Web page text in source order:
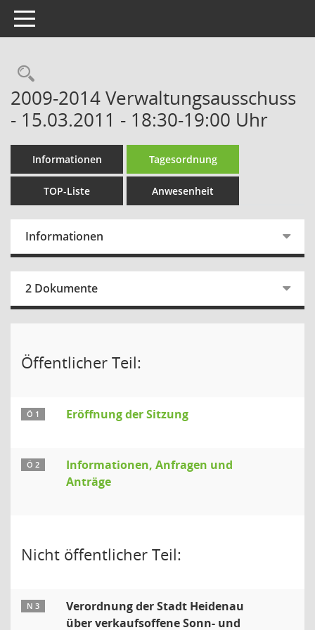
Toggle navigation
Rechercheauswahl
2009-2014 Verwaltungsausschuss
- 15.03.2011 - 18:30-19:00 Uhr
Informationen Tagesordnung
TOP-Liste Anwesenheit
Informationen
2 Dokumente
Öffentlicher Teil:
Ö 1 Eröffnung der Sitzung
Ö 2
Informationen, Anfragen und
Anträge
Nicht öffentlicher Teil:
N 3
Verordnung der Stadt Heidenau
über verkaufsoffene Sonn- und